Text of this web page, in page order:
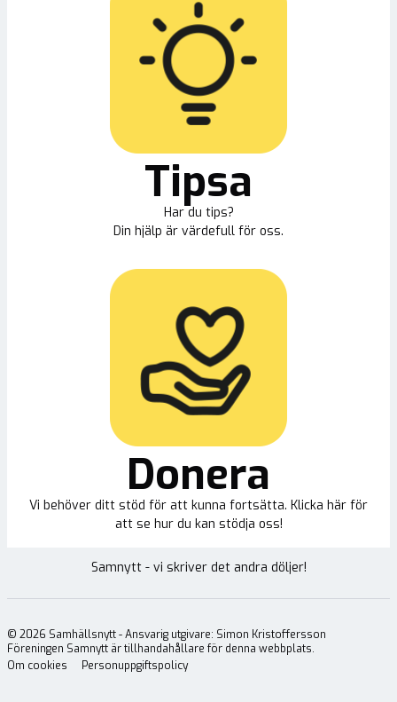
Tipsa
Har du tips?
Din hjälp är värdefull för oss.
Donera
Vi behöver ditt stöd för att kunna fortsätta. Klicka här för
att se hur du kan stödja oss!
Samnytt - vi skriver det andra döljer!
© 2026 Samhällsnytt - Ansvarig utgivare: Simon Kristoffersson
Föreningen Samnytt är tillhandahållare för denna webbplats.
Om cookies
Personuppgiftspolicy